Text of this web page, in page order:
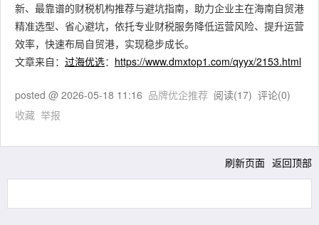
新、最靠谱的财税机构推荐与避坑指南，助力企业主在海南自贸港
精准选型、省心避坑，依托专业财税服务降低运营风险、提升运营
效率，快速布局自贸港，实现稳步成长。
文章来自： 过海优选： https://www.dmxtop1.com/qyyx/2153.html
posted @ 2026-05-18 11:16 品牌优企推荐 阅读(17) 评论(0)
收藏 举报
刷新页面 返回顶部